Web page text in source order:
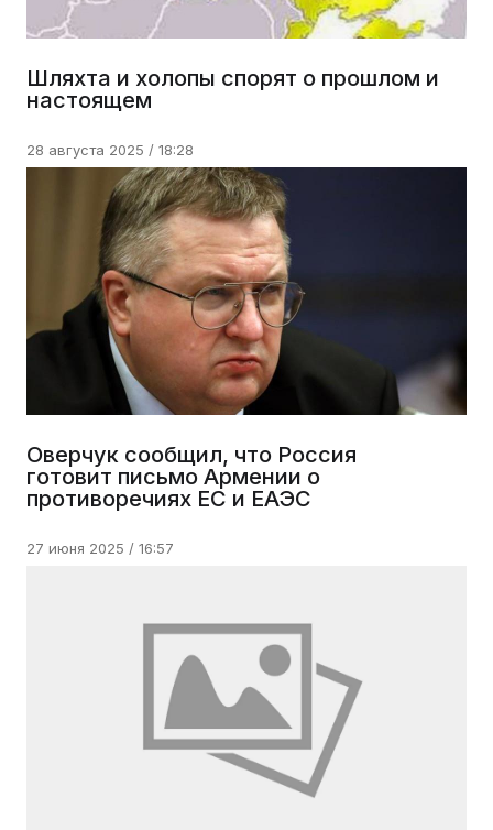
Шляхта и холопы спорят о прошлом и
настоящем
28 августа 2025 / 18:28
Оверчук сообщил, что Россия
готовит письмо Армении о
противоречиях ЕС и ЕАЭС
27 июня 2025 / 16:57